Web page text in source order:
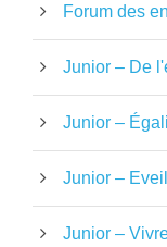
Forum des
Junior – De
Junior –
Junior –
Junior –